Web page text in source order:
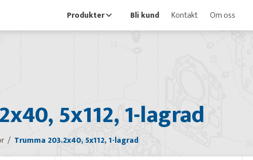
Produkter Bli kund Kontakt Om oss
5x112, 1-lagrad
Trumma 203.2x40, 5x112, 1-lagrad